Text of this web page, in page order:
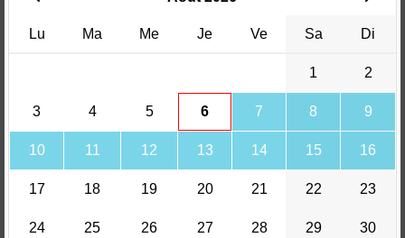
Lu Ma Me Je Ve Sa Di
1 2
3 4 5 6 7 8 9
10 11 12 13 14 15 16
17 18 19 20 21 22 23
24 25 26 27 28 29 30